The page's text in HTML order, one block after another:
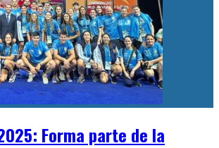
Forma parte de la